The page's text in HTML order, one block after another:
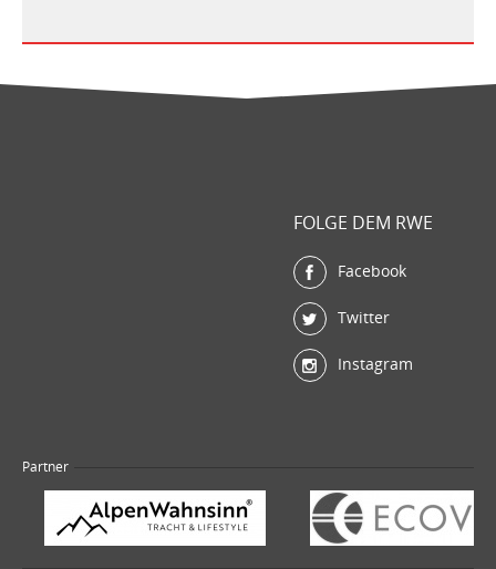
FOLGE DEM RWE
Facebook
Twitter
Instagram
Partner